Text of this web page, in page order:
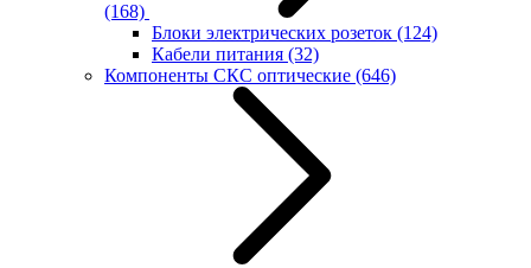
(168)
Блоки электрических розеток (124)
Кабели питания (32)
Компоненты СКС оптические (646)